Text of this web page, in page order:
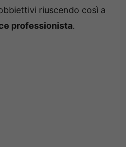
riuscendo così a
professionista.